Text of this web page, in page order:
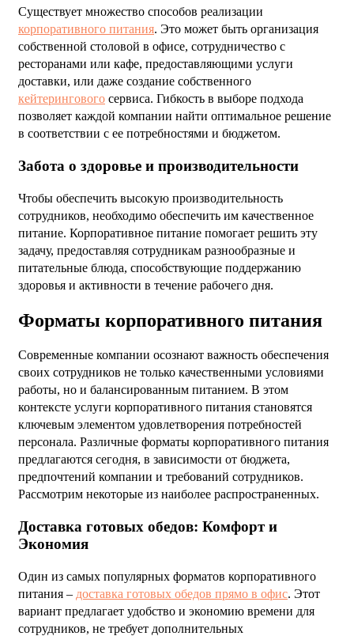
Существует множество способов реализации
корпоративного питания. Это может быть организация
собственной столовой в офисе, сотрудничество с
ресторанами или кафе, предоставляющими услуги
доставки, или даже создание собственного
кейтерингового сервиса. Гибкость в выборе подхода
позволяет каждой компании найти оптимальное решение
в соответствии с ее потребностями и бюджетом.
Забота о здоровье и производительности
Чтобы обеспечить высокую производительность
сотрудников, необходимо обеспечить им качественное
питание. Корпоративное питание помогает решить эту
задачу, предоставляя сотрудникам разнообразные и
питательные блюда, способствующие поддержанию
здоровья и активности в течение рабочего дня.
Форматы корпоративного питания
Современные компании осознают важность обеспечения
своих сотрудников не только качественными условиями
работы, но и балансированным питанием. В этом
контексте услуги корпоративного питания становятся
ключевым элементом удовлетворения потребностей
персонала. Различные форматы корпоративного питания
предлагаются сегодня, в зависимости от бюджета,
предпочтений компании и требований сотрудников.
Рассмотрим некоторые из наиболее распространенных.
Доставка готовых обедов: Комфорт и
Экономия
Один из самых популярных форматов корпоративного
питания – доставка готовых обедов прямо в офис. Этот
вариант предлагает удобство и экономию времени для
сотрудников, не требует дополнительных